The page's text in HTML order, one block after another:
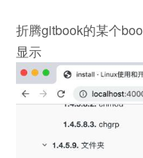
折腾gitbook的某个
显示